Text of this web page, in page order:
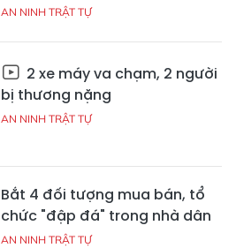
AN NINH TRẬT TỰ
2 xe máy va chạm, 2 người
bị thương nặng
AN NINH TRẬT TỰ
Bắt 4 đối tượng mua bán, tổ
chức "đập đá" trong nhà dân
AN NINH TRẬT TỰ